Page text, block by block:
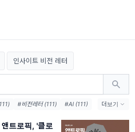
인사이트 비전 레터
#비전레터 (111)
#AI (111)
#엔비디아 (36)
#메타 (36)
더보기
트로픽, '클로